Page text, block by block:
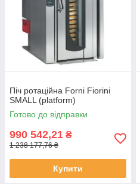
Піч ротаційна Forni Fiorini
SMALL (platform)
Готово до відправки
990 542,21 ₴
1 238 177,76 ₴
Купити